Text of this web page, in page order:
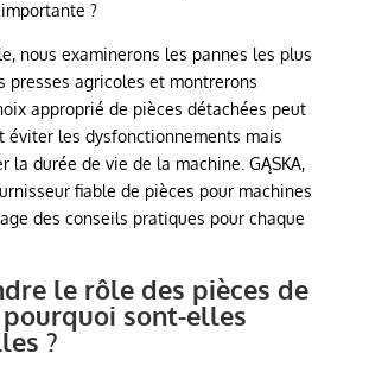
?
nous examinerons les pannes les plus
presses agricoles et montrerons
approprié de pièces détachées peut
éviter les dysfonctionnements mais
la durée de vie de la machine. GĄSKA,
fiable de pièces pour machines
des conseils pratiques pour chaque
le rôle des pièces de
sont-elles
?